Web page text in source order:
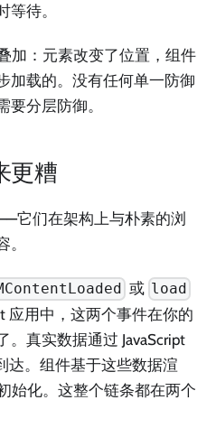
待。
加：元素改变了位置，组件
加载的。没有任何单一防御
分层防御。
更糟
它们在架构上与朴素的浏
或 load
应用中，这两个事件在你的
真实数据通过 JavaScript
达。组件基于这些数据渲
始化。这整个链条都在两个